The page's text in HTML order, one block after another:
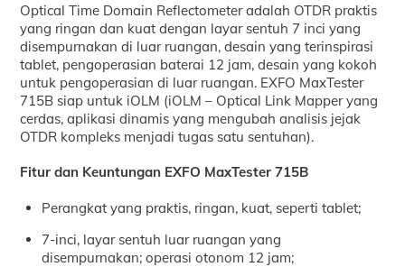
Optical Time Domain Reflectometer adalah OTDR praktis
yang ringan dan kuat dengan layar sentuh 7 inci yang
disempurnakan di luar ruangan, desain yang terinspirasi
tablet, pengoperasian baterai 12 jam, desain yang kokoh
untuk pengoperasian di luar ruangan. EXFO MaxTester
715B siap untuk iOLM (iOLM – Optical Link Mapper yang
cerdas, aplikasi dinamis yang mengubah analisis jejak
OTDR kompleks menjadi tugas satu sentuhan).
Fitur dan Keuntungan EXFO MaxTester 715B
Perangkat yang praktis, ringan, kuat, seperti tablet;
7-inci, layar sentuh luar ruangan yang
disempurnakan; operasi otonom 12 jam;